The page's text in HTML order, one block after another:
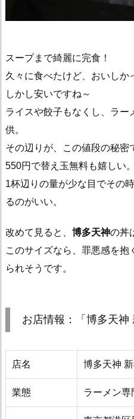
スープまで綺麗に完食！
久々に食べたけど、おいしか
しかし安いですね～
ライスや餃子もなくし、ラー
供。
その辺りが、この値段の秘密
550円で替え玉無料も嬉しい。
1杯辺りの量が少な目でその
るのがいい。
改めて見ると、 博多天神の丼
このサイズなら、罪悪感を
られそうです。
お店情報：「博多天神
店名 博多天神
業態 ラーメン専